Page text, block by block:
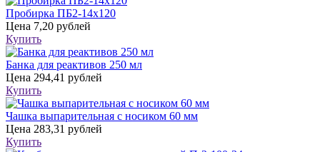
Пробирка ПБ2-14х120
Цена 7,20 рублей
Купить
Банка для реактивов 250 мл
Цена 294,41 рублей
Купить
Чашка выпарительная с носиком 60 мм
Цена 283,31 рублей
Купить